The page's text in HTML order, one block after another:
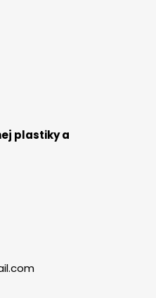
plastiky a